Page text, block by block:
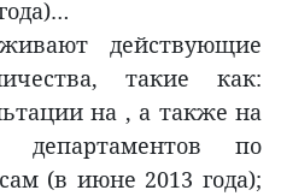
действующие
такие как:
на , а также на
департаментов по
(в июне 2013 года);